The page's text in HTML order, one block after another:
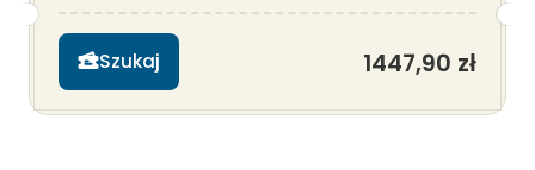
Szukaj 1447,90 zł